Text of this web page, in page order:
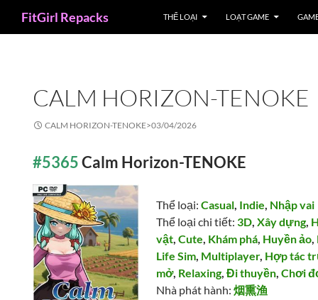
FitGirl Repacks THỂ LOẠI LOẠT GAME
CALM HORIZON-TENOKE
CALM HORIZON-TENOKE>03/04/2026
#5365Calm Horizon-TENOKE
Thể loại:Casual, Indie, Nhập vai
Thể loại chi tiết: 3D,Xây dựng,
vật,Cute, Khám phá, Huyền ảo,
Life Sim, Multiplayer, Hợp tác
mở, Relaxing,Đi thuyền,Chơi
Nhà phát hành:烟熏渔